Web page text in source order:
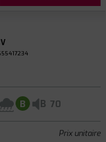
B B 70
Prix unitaire